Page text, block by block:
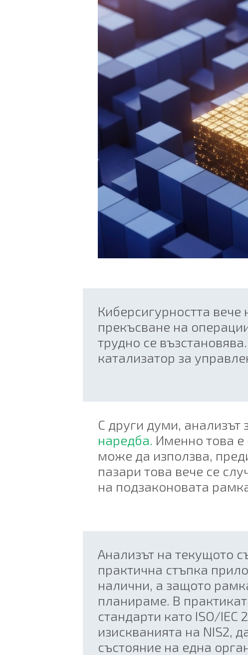
Киберсигурността
прекъсване на
трудно се
катализатор за
С други думи, анализът
наредба. Именно това е
може да използва,
пазари това вече се
на подзаконовата
Aнализът на текущото
практична стъпка
налични, а защото
планираме. В
стандарти като ISO/IEC
изискванията на NIS2,
състояние на една